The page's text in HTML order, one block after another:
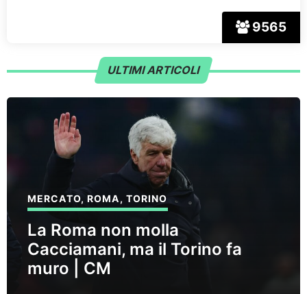
9565
ULTIMI ARTICOLI
MERCATO,ROMA, TORINO
La Roma non molla
Cacciamani, ma il Torino fa
muro | CM